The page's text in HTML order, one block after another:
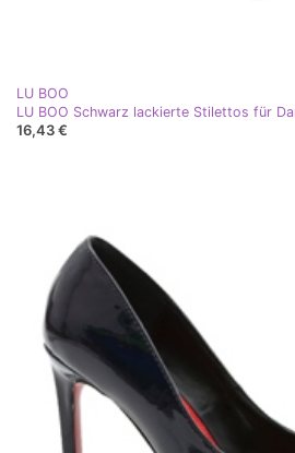
LU BOO
LU BOO Schwarz lackierte Stilettos für
16,43 €